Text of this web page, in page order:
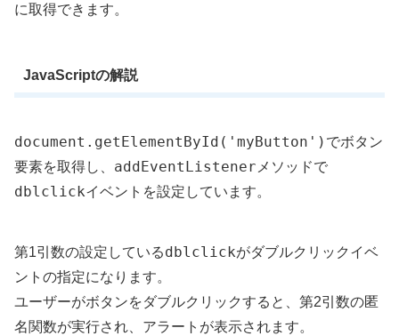
に取得できます。
JavaScriptの解説
document.getElementById('myButton') でボタン
要素を取得し、 addEventListener メソッドで
dblclickイベントを設定しています。
第1引数の設定しているdblclickがダブルクリックイベ
ントの指定になります。
ユーザーがボタンをダブルクリックすると、第2引数の匿
名関数が実行され、アラートが表示されます。